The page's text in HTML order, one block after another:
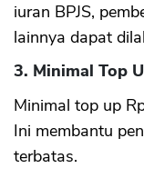
iuran BPJS,
lainnya dapat
3. Minimal Top
Minimal top up
Ini membantu
terbatas.